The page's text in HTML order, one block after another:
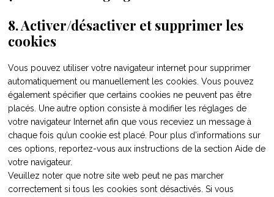
8. Activer/désactiver et supprimer les
cookies
Vous pouvez utiliser votre navigateur internet pour supprimer
automatiquement ou manuellement les cookies. Vous pouvez
également spécifier que certains cookies ne peuvent pas être
placés. Une autre option consiste à modifier les réglages de
votre navigateur Internet afin que vous receviez un message à
chaque fois qu’un cookie est placé. Pour plus d’informations sur
ces options, reportez-vous aux instructions de la section Aide de
votre navigateur.
Veuillez noter que notre site web peut ne pas marcher
correctement si tous les cookies sont désactivés. Si vous